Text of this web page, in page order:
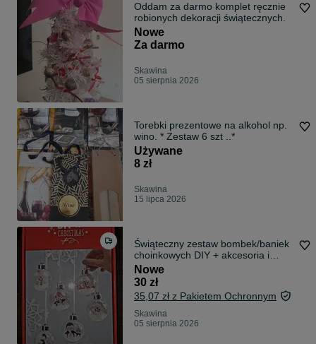
Oddam za darmo komplet ręcznie
robionych dekoracji świątecznych.
Nowe
Za darmo
Skawina
05 sierpnia 2026
Torebki prezentowe na alkohol np.
wino. * Zestaw 6 szt ..*
Używane
8 zł
Skawina
15 lipca 2026
Świąteczny zestaw bombek/baniek
choinkowych DIY + akcesoria i
ozdoby
Nowe
30 zł
35,07 zł z Pakietem Ochronnym
Skawina
05 sierpnia 2026